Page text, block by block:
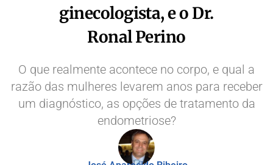
ginecologista, e o Dr.
Ronal Perino
O que realmente acontece no corpo, e qual a
razão das mulheres levarem anos para receber
um diagnóstico, as opções de tratamento da
endometriose?